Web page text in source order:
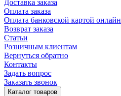
Доставка заказа
Оплата заказа
Оплата банковской картой онлайн
Возврат заказа
Статьи
Розничным клиентам
Вернуться обратно
Контакты
Задать вопрос
Заказать звонок
Каталог товаров